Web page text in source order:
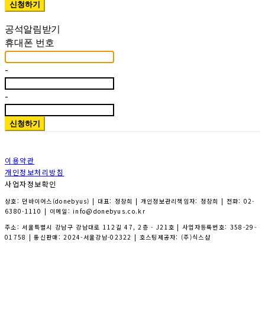
휴대폰 번호
-
-
신청하기
이용약관
개인정보처리방침
사업자정보확인
상호: 던바이어스(donebyus) | 대표: 정창희 | 개인정보관리책임자: 정창희 | 전화: 02-
6380-1110 | 이메일: info@donebyus.co.kr
주소: 서울특별시 강남구 강남대로 112길 47, 2층 - J21호 | 사업자등록번호: 358-29-
01758 | 통신판매:2024-서울강남-02322 | 호스팅제공자: (주)식스샵